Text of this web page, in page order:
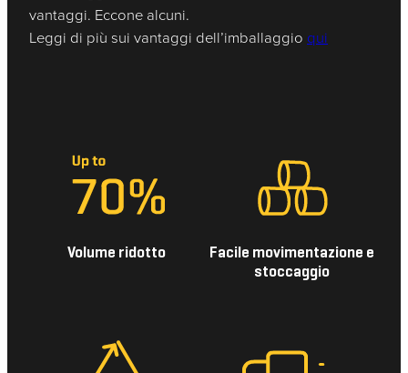
vantaggi. Eccone alcuni.
Leggi di più sui vantaggi dell’imballaggio qui
Volume ridotto
Facile movimentazione e
stoccaggio